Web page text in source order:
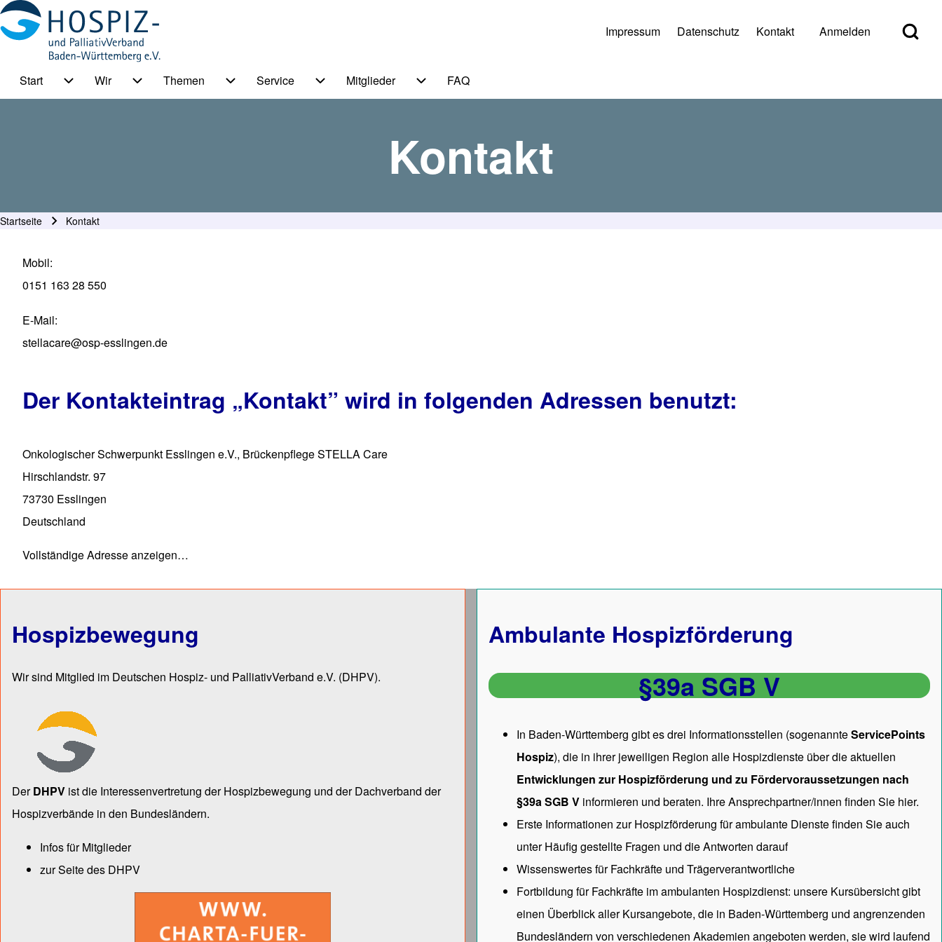
Open Search
User account menu
Impressum Datenschutz Kontakt Anmelden
HPV BW Hauptmenu
Start Wir Themen
Unternavigation von Themen
Service
Unternavigation von Service
Mitglieder FAQ
Kontakt
Startseite Kontakt
Mobil
0151 163 28 550
E-Mail
stellacare@osp-esslingen.de
Der Kontakteintrag „Kontakt” wird in folgenden Adressen benutzt:
Onkologischer Schwerpunkt Esslingen e.V., Brückenpflege STELLA Care
Hirschlandstr. 97
73730 Esslingen
Deutschland
Vollständige Adresse anzeigen…
Hospizbewegung
Wir sind Mitglied im Deutschen Hospiz- und PalliativVerband e.V. (DHPV).
DerDHPV ist die Inter­essen­ver­tre­tung der Hospiz­bewegung und der Dach­verband der
Hospiz­verbände in den Bun­des­län­dern.
Infos für Mitglieder
zur Seite des DHPV
Ambulante Hospizförderung
§39a SGB V
In Baden-Württemberg gibt es drei Informationsstellen (sogenannteServicePoints
Hospiz), die in ihrer jeweiligen Region alle Hospizdienste über die aktuellen
Entwicklungen zur Hospizförderung und zu Fördervoraussetzungen nach
§39a SGB V informieren und beraten. Ihre Ansprechpartner/innen finden Sie hier.
Erste Informationen zur Hospizförderung für ambulante Dienste finden Sie auch
unterHäufig gestellte Fragen und die Antworten darauf
Wissenswertes für Fachkräfte und Trägerverantwortliche
Fortbildung für Fachkräfte im ambulanten Hospizdienst: unsere Kursübersichtgibt
einen Überblick aller Kursangebote, die in Baden-Württemberg und angrenzenden
Bundesländern von verschiedenen Akademien angeboten werden, sie wird laufend